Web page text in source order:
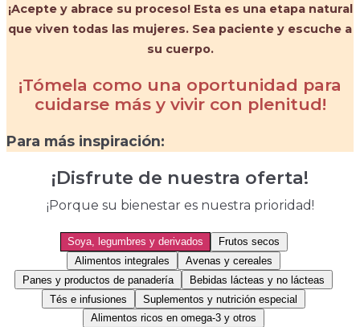
¡Acepte y abrace su proceso! Esta es una etapa natural
que viven todas las mujeres. Sea paciente y escuche a
su cuerpo.
¡Tómela como una oportunidad para
cuidarse más y vivir con plenitud!
Para más inspiración:
¡Disfrute de nuestra oferta!
¡Porque su bienestar es nuestra prioridad!
Soya, legumbres y derivados
Frutos secos
Alimentos integrales
Avenas y cereales
Panes y productos de panadería
Bebidas lácteas y no lácteas
Tés e infusiones
Suplementos y nutrición especial
Alimentos ricos en omega-3 y otros